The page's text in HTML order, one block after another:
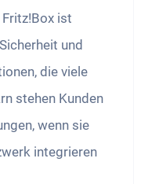
ist
und
die viele
stehen Kunden
wenn sie
integrieren